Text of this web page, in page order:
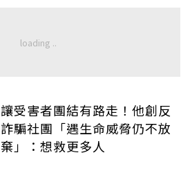
讓受害者團結有路走！他創反
詐騙社團「遇生命威脅仍不放
棄」：想救更多人